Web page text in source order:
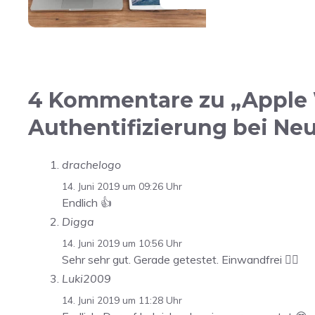
4 Kommentare zu
Authentifizierung bei
drachelogo
14. Juni 2019 um 09:26 Uhr
Endlich 👍
Digga
14. Juni 2019 um 10:56 Uhr
Sehr sehr gut. Gerade getestet. Einwandfrei 👍🏻
Luki2009
14. Juni 2019 um 11:28 Uhr